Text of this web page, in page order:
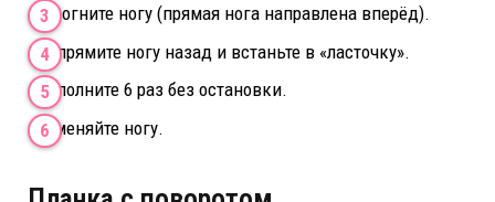
Разогните ногу (прямая нога направлена вперёд).
Выпрямите ногу назад и встаньте в «ласточку».
Выполните 6 раз без остановки.
Поменяйте ногу.